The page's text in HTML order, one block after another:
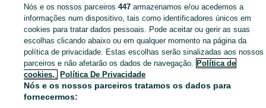
Mapa das freguesias
Mapa de mini-sites
Nós e os nossos parceiros447 armazenamos e/ou acedemos a
informações num dispositivo, tais como identificadores únicos em
cookies para tratar dados pessoais. Pode aceitar ou gerir as suas
escolhas clicando abaixo ou em qualquer momento na página da
política de privacidade. Estas escolhas serão sinalizadas aos nossos
parceiros e não afetarão os dados de navegação. Política de
cookies,
Política De Privacidade
Nós e os nossos parceiros tratamos os dados para
fornecermos: